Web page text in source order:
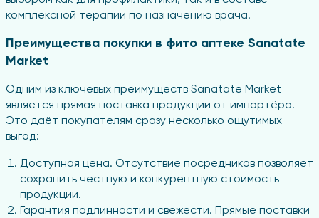
комплексной терапии по назначению врача.
Преимущества покупки в фито аптеке Sanatate
Market
Одним из ключевых преимуществ Sanatate Market
является прямая поставка продукции от импортёра.
Это даёт покупателям сразу несколько ощутимых
выгод:
Доступная цена. Отсутствие посредников позволяет
сохранить честную и конкурентную стоимость
продукции.
Гарантия подлинности и свежести. Прямые поставки